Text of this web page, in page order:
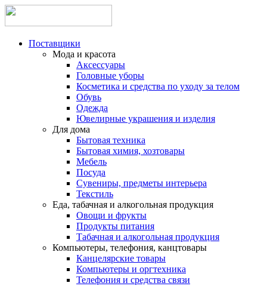
Поставщики
Мода и красота
Аксессуары
Головные уборы
Косметика и средства по уходу за телом
Обувь
Одежда
Ювелирные украшения и изделия
Для дома
Бытовая техника
Бытовая химия, хозтовары
Мебель
Посуда
Сувениры, предметы интерьера
Текстиль
Еда, табачная и алкогольная продукция
Овощи и фрукты
Продукты питания
Табачная и алкогольная продукция
Компьютеры, телефония, канцтовары
Канцелярские товары
Компьютеры и оргтехника
Телефония и средства связи